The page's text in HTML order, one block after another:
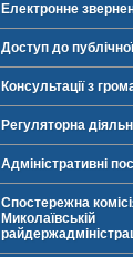
Електронне
Доступ до
Консультації з
Регуляторна
Адміністративні
Спостережна
Миколаївській